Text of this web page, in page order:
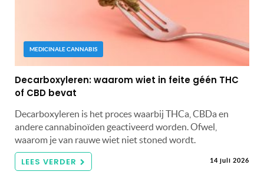
MEDICINALE CANNABIS
Decarboxyleren: waarom wiet in feite géén THC
of CBD bevat
Decarboxyleren is het proces waarbij THCa, CBDa en
andere cannabinoïden geactiveerd worden. Ofwel,
waarom je van rauwe wiet niet stoned wordt.
LEES VERDER 14 juli 2026